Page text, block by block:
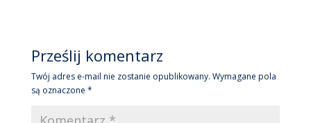
Prześlij komentarz
Twój adres e-mail nie zostanie opublikowany. Wymagane pola
są oznaczone *